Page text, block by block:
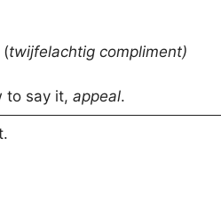
(twijfelachtig compliment)
to say it, appeal.